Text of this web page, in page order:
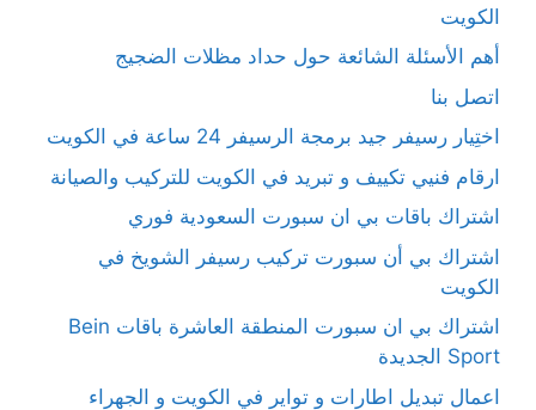
الكويت
أهم الأسئلة الشائعة حول حداد مظلات الضجيج
اتصل بنا
اختِيار رسيفر جيد برمجة الرسيفر 24 ساعة في الكويت
ارقام فنيي تكييف و تبريد في الكويت للتركيب والصيانة
اشتراك باقات بي ان سبورت السعودية فوري
اشتراك بي أن سبورت تركيب رسيفر الشويخ في
الكويت
اشتراك بي ان سبورت المنطقة العاشرة باقات Bein
Sport الجديدة
اعمال تبديل اطارات و تواير في الكويت و الجهراء